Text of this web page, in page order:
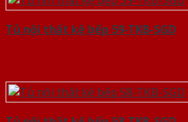
Tủ nội thất kệ bếp 59-TKB-SGD